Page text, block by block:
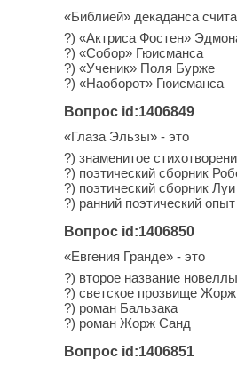
«Библией» декаданса
?) «Актриса Фостен»
?) «Собор» Гюисманса
?) «Ученик» Поля Бурже
?) «Наоборот» Гюисманса
Вопрос id:1406849
«Глаза Эльзы» - это
?) знаменитое
?) поэтический сборник
?) поэтический сборник
?) ранний поэтический
Вопрос id:1406850
«Евгения Гранде» - это
?) второе название
?) светское прозвище
?) роман Бальзака
?) роман Жорж Санд
Вопрос id:1406851